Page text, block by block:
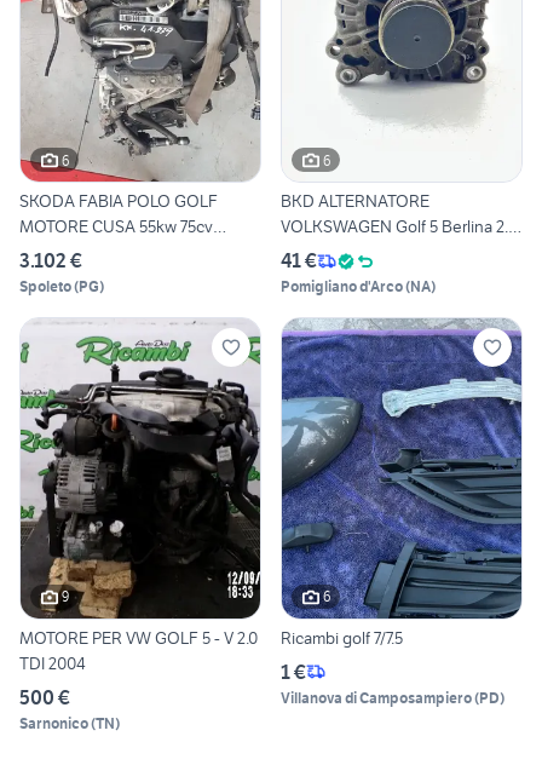
6
SKODA FABIA POLO GOLF
MOTORE CUSA 55kw 75cv
DIESEL
3.102 €
Spoleto(PG)
6
BKD ALTERNATORE
VOLKSWAGEN Golf 5 Berlina 2.0
Dies
41 €
Pomigliano d'Arco(NA)
9
MOTORE PER VW GOLF 5 - V 2.0
TDI 2004
500 €
Sarnonico(TN)
6
Ricambi golf 7/7.5
1 €
Villanova di Camposampiero(PD)